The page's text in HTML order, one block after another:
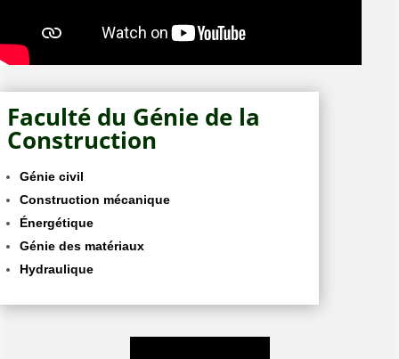
Faculté du Génie de la
Construction
Génie civil
Construction mécanique
Énergétique
Génie des matériaux
Hydraulique